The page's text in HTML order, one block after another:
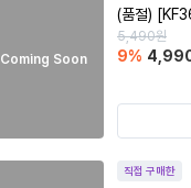
Coming Soon
(품절)
5,490원
9%
직접 구매한